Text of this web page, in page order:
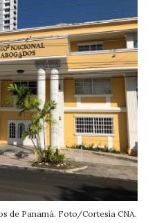
de Panamá. Foto/Cortesía CNA.